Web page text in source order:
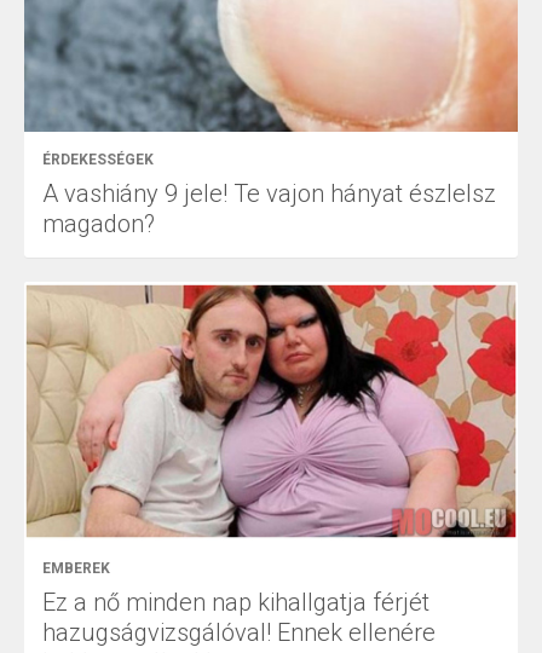
ÉRDEKESSÉGEK
A vashiány 9 jele! Te vajon hányat észlelsz
magadon?
EMBEREK
Ez a nő minden nap kihallgatja férjét
hazugságvizsgálóval! Ennek ellenére